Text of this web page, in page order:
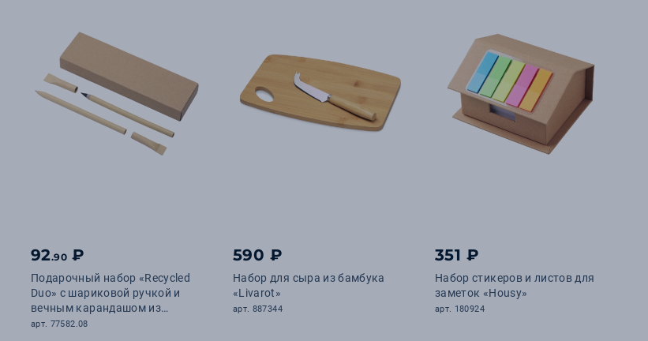
92.90 ₽
Подарочный набор «Recycled
Duo» c шариковой ручкой и
вечным карандашом из
переработанной бумаги
арт. 77582.08
590 ₽
Набор для сыра из бамбука
«Livarot»
арт. 887344
351 ₽
Набор стикеров и листов для
заметок «Housy»
арт. 180924